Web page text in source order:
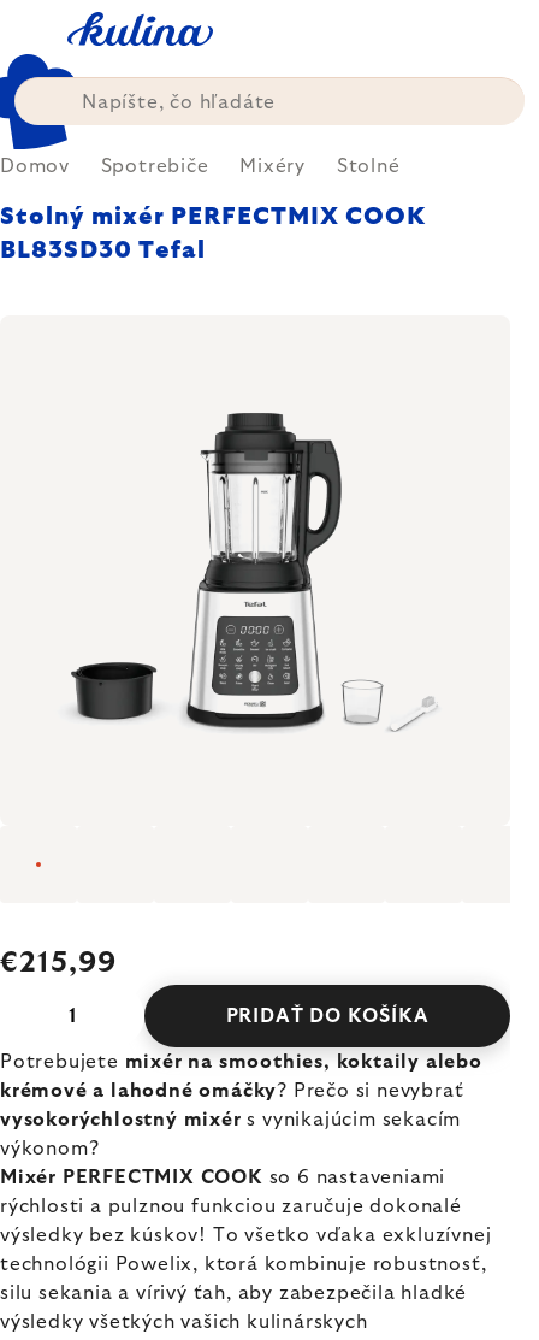
obsah
Domov Spotrebiče Mixéry Stolné
Stolný mixér PERFECTMIX COOK
BL83SD30 Tefal
€215,99
PRIDAŤ DO KOŠÍKA
Potrebujete mixér na smoothies, koktaily alebo
krémové a lahodné omáčky? Prečo si nevybrať
vysokorýchlostný mixér s vynikajúcim sekacím
výkonom?
Mixér PERFECTMIX COOK so 6 nastaveniami
rýchlosti a pulznou funkciou zaručuje dokonalé
výsledky bez kúskov! To všetko vďaka exkluzívnej
technológii Powelix, ktorá kombinuje robustnosť,
silu sekania a vírivý ťah, aby zabezpečila hladké
výsledky všetkých vašich kulinárskych